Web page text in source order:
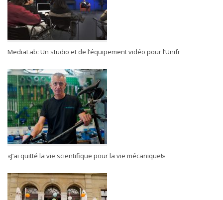
MediaLab: Un studio et de l’équipement vidéo pour l’Unifr
«J’ai quitté la vie scientifique pour la vie mécanique!»